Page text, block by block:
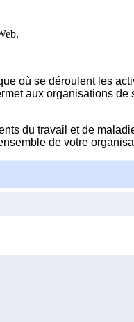
où se déroulent les
aux organisations
du travail et de
de votre